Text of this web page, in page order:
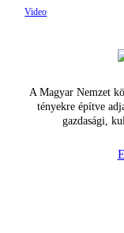
A Magyar Nemzet
tényekre építve
gazdasági,